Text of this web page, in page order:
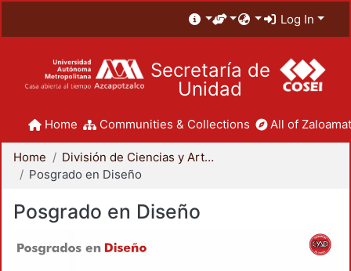
Log In
Secretaría de
Unidad
Home Communities & Collections All of
Home
División de Ciencias y Artes para el Diseño
Posgrado en Diseño
Posgrado en Diseño